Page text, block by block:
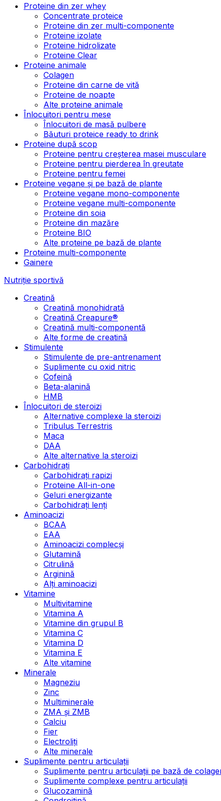
Proteine din zer whey
Concentrate proteice
Proteine din zer multi-componente
Proteine izolate
Proteine hidrolizate
Proteine Clear
Proteine animale
Colagen
Proteine din carne de vită
Proteine de noapte
Alte proteine animale
Înlocuitori pentru mese
Înlocuitori de masă pulbere
Băuturi proteice ready to drink
Proteine după scop
Proteine pentru creșterea masei musculare
Proteine pentru pierderea în greutate
Proteine pentru femei
Proteine vegane și pe bază de plante
Proteine vegane mono-componente
Proteine vegane multi-componente
Proteine din soia
Proteine din mazăre
Proteine BIO
Alte proteine pe bază de plante
Proteine multi-componente
Gainere
Nutriție sportivă
Creatină
Creatină monohidrată
Creatină Creapure®
Creatină multi-componentă
Alte forme de creatină
Stimulente
Stimulente de pre-antrenament
Suplimente cu oxid nitric
Cofeină
Beta-alanină
HMB
Înlocuitori de steroizi
Alternative complexe la steroizi
Tribulus Terrestris
Maca
DAA
Alte alternative la steroizi
Carbohidrați
Carbohidrați rapizi
Proteine All-in-one
Geluri energizante
Carbohidrați lenți
Aminoacizi
BCAA
EAA
Aminoacizi complecși
Glutamină
Citrulină
Arginină
Alți aminoacizi
Vitamine
Multivitamine
Vitamina A
Vitamine din grupul B
Vitamina C
Vitamina D
Vitamina E
Alte vitamine
Minerale
Magneziu
Zinc
Multiminerale
ZMA și ZMB
Calciu
Fier
Electroliți
Alte minerale
Suplimente pentru articulații
Suplimente pentru articulații pe bază de
Suplimente complexe pentru articulații
Glucozamină